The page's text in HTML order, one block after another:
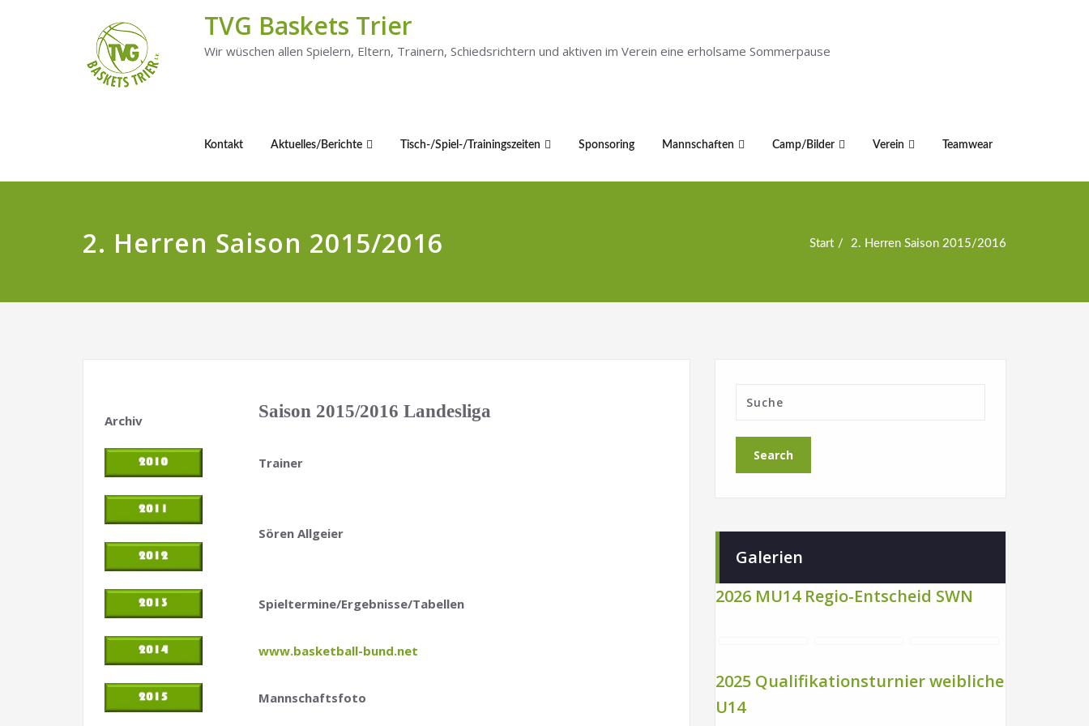
TVG Baskets Trier
Wir wüschen allen Spielern, Eltern, Trainern, Schiedsrichtern und aktiven im Verein eine erholsame Sommerpause
Kontakt Aktuelles/Berichte Tisch-/Spiel-/Trainingszeiten Sponsoring Mannschaften Camp/Bilder Verein Teamwear
2. Herren Saison 2015/2016 Start 2. Herren Saison 2015/2016
Saison 2015/2016 Landesliga
Archiv
Trainer
Sören Allgeier
Spieltermine/Ergebnisse/Tabellen
www.basketball-bund.net
Mannschaftsfoto
Galerien
2026 MU14 Regio-Entscheid SWN
2025 Qualifikationsturnier weibliche
U14